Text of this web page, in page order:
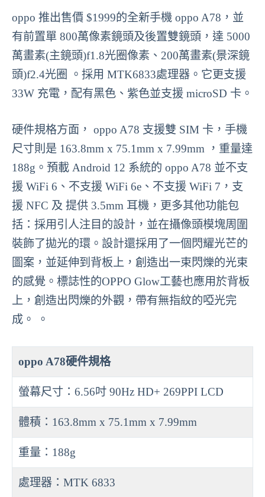
oppo 推出售價 $1999的全新手機 oppo A78，並
有前置單 800萬像素鏡頭及後置雙鏡頭，達 5000
萬畫素(主鏡頭)f1.8光圈像素、200萬畫素(景深鏡
頭)f2.4光圈 。採用 MTK6833處理器。它更支援
33W 充電，配有黑色、紫色並支援 microSD 卡。
硬件規格方面， oppo A78 支援雙 SIM 卡，手機
尺寸則是 163.8mm x 75.1mm x 7.99mm ，重量達
188g。預載 Android 12 系統的 oppo A78 並不支
援 WiFi 6、不支援 WiFi 6e、不支援 WiFi 7，支
援 NFC 及 提供 3.5mm 耳機，更多其他功能包
括：採用引人注目的設計，並在攝像頭模塊周圍
裝飾了拋光的環。設計還採用了一個閃耀光芒的
圖案，並延伸到背板上，創造出一束閃爍的光束
的感覺。標誌性的OPPO Glow工藝也應用於背板
上，創造出閃爍的外觀，帶有無指紋的啞光完
成。 。
oppo A78硬件規格
螢幕尺寸：6.56吋 90Hz HD+ 269PPI LCD
體積：163.8mm x 75.1mm x 7.99mm
重量：188g
處理器：MTK 6833